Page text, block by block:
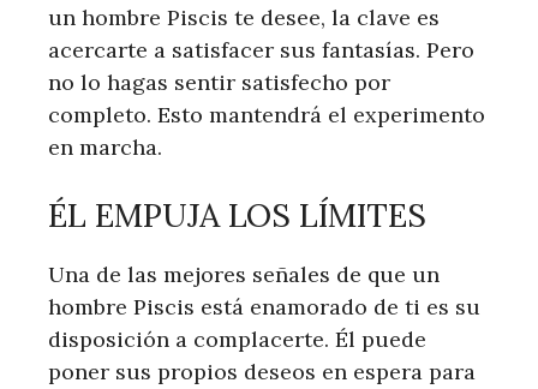
un hombre Piscis te desee, la clave es
acercarte a satisfacer sus fantasías. Pero
no lo hagas sentir satisfecho por
completo. Esto mantendrá el experimento
en marcha.
ÉL EMPUJA LOS LÍMITES
Una de las mejores señales de que un
hombre Piscis está enamorado de ti es su
disposición a complacerte. Él puede
poner sus propios deseos en espera para